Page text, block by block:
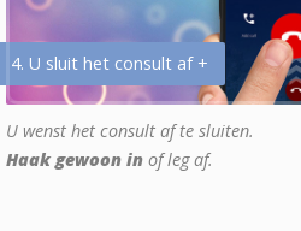
4. U sluit het consult af +
U wenst het consult af te sluiten.
Haak gewoon in of leg af.